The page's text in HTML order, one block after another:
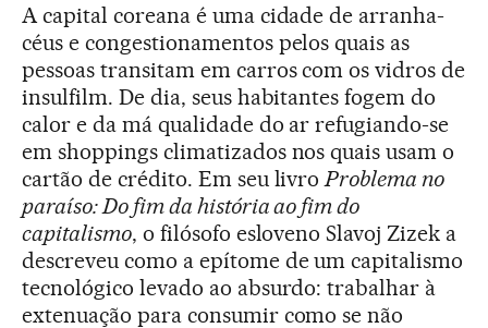
A capital coreana é uma cidade de arranha-
céus e congestionamentos pelos quais as
pessoas transitam em carros com os vidros de
insulfilm. De dia, seus habitantes fogem do
calor e da má qualidade do ar refugiando-se
em shoppings climatizados nos quais usam o
cartão de crédito. Em seu livro Problema no
paraíso: Do fim da história ao fim do
capitalismo, o filósofo esloveno Slavoj Zizek a
descreveu como a epítome de um capitalismo
tecnológico levado ao absurdo: trabalhar à
extenuação para consumir como se não